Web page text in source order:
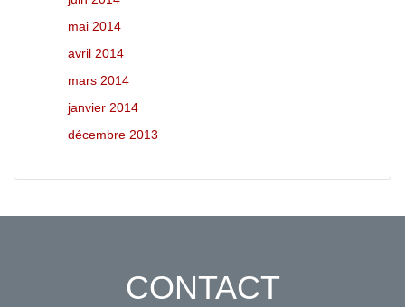
mai 2014
avril 2014
mars 2014
janvier 2014
décembre 2013
CONTACT